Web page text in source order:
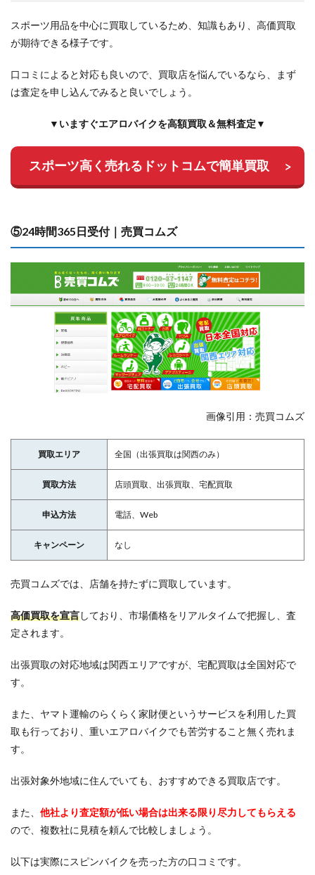
スポーツ用品を中心に買取しているため、知識もあり、高価買取
が期待できる様子です。
口コミによると対応も良いので、買取店を悩んでいるなら、まず
は査定を申し込んでみると良いでしょう。
▼いますぐエアロバイクを高額買取＆無料査定▼
スポーツ高く売れるドットコムで簡単買取
⑤24時間365日受付｜売買コムズ
画像引用：売買コムズ
買取エリア 全国（出張買取は関西のみ）
買取方法 店頭買取、出張買取、宅配買取
申込方法 電話、Web
キャンペーン なし
売買コムズでは、店舗を持たずに買取しています。
高価買取を宣言しており、市場価格をリアルタイムで把握し、査
定されます。
出張買取の対応地域は関西エリアですが、宅配買取は全国対応で
す。
また、ヤマト運輸のらくらく家財便というサービスを利用した買
取も行っており、重いエアロバイクでも苦労すること無く売れま
す。
出張対象外地域に住んでいても、おすすめできる買取店です。
また、 他社より査定額が低い場合は出来る限り尽力してもらえる
ので、複数社に見積を頼んで比較しましょう。
以下は実際にスピンバイクを売った方の口コミです。